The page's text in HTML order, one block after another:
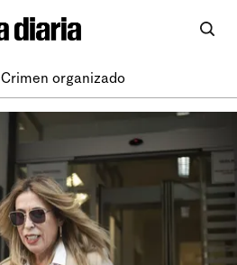
Crimen organizado